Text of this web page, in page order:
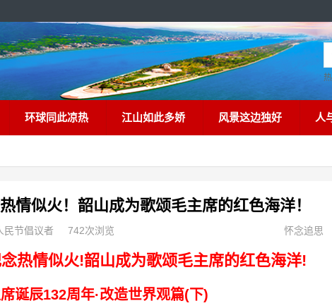
环球同此凉热 江山如此多娇 风景这边独好 人
情似火！韶山成为歌颂毛主席的红色海洋！
民节倡议者 742次浏览 怀念追思
热情似火!韶山成为歌颂毛主席的红色海洋!
诞辰132周年·改造世界观篇(下)